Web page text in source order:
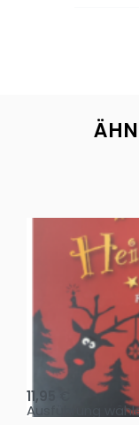
Oh, heilige Nacht!
11,95
Ausführung